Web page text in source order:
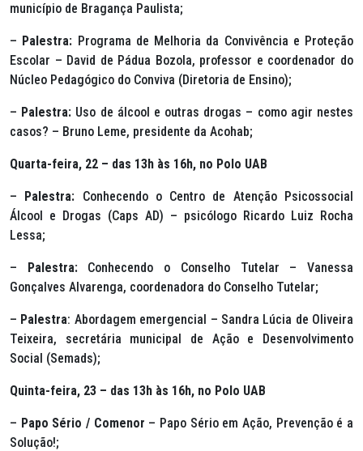
município de Bragança Paulista;
– Palestra: Programa de Melhoria da Convivência e Proteção
Escolar – David de Pádua Bozola, professor e coordenador do
Núcleo Pedagógico do Conviva (Diretoria de Ensino);
– Palestra: Uso de álcool e outras drogas – como agir nestes
casos? – Bruno Leme, presidente da Acohab;
Quarta-feira, 22 – das 13h às 16h, no Polo UAB
– Palestra: Conhecendo o Centro de Atenção Psicossocial
Álcool e Drogas (Caps AD) – psicólogo Ricardo Luiz Rocha
Lessa;
– Palestra: Conhecendo o Conselho Tutelar – Vanessa
Gonçalves Alvarenga, coordenadora do Conselho Tutelar;
– Palestra: Abordagem emergencial – Sandra Lúcia de Oliveira
Teixeira, secretária municipal de Ação e Desenvolvimento
Social (Semads);
Quinta-feira, 23 – das 13h às 16h, no Polo UAB
– Papo Sério / Comenor – Papo Sério em Ação, Prevenção é a
Solução!;